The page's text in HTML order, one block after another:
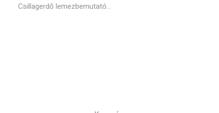
Csillagerdő lemezbemutató...